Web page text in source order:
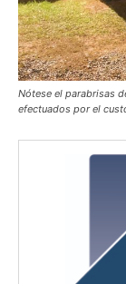
Nótese el parabrisas
efectuados por el